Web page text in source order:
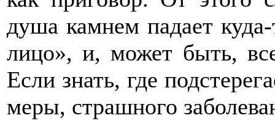
душа камнем падает
лицо», и, может быть,
Если знать, где
меры, страшного